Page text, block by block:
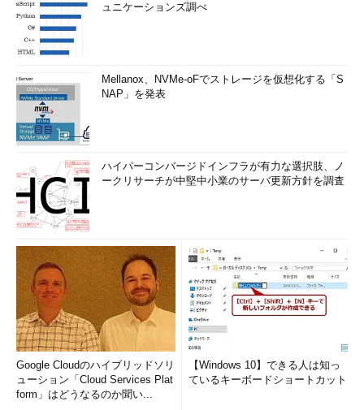
ュニケーションズ調べ
Mellanox、NVMe-oFでストレージを仮想化する「S
NAP」を発表
ハイパーコンバージドインフラが有力な選択肢、ノ
ークリサーチが中堅中小業のサーバ更新方針を調査
Google Cloudのハイブリッドソリ
ューション「Cloud Services Plat
form」はどうなるのか聞い...
【Windows 10】できる人は知っ
ているキーボードショートカット